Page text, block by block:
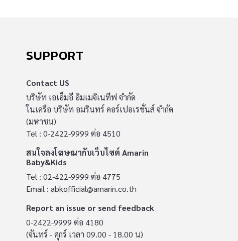
SUPPORT
Contact US
บริษัท เอเอ็มอี อิมเมจิเนทีฟ จำกัด
ในเครือ บริษัท อมรินทร์ คอร์เปอเรชั่นส์ จำกัด
(มหาชน)
Tel : 0-2422-9999 ต่อ 4510
สนใจลงโฆษณากับเว็บไซต์ Amarin
Baby&Kids
Tel : 02-422-9999 ต่อ 4775
Email : abkofficial@amarin.co.th
Report an issue or send feedback
0-2422-9999 ต่อ 4180
(จันทร์ - ศุกร์ เวลา 09.00 - 18.00 น)